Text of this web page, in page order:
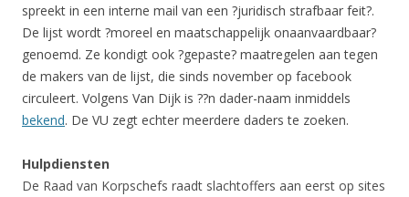
spreekt in een interne mail van een ?juridisch strafbaar feit?.
De lijst wordt ?moreel en maatschappelijk onaanvaardbaar?
genoemd. Ze kondigt ook ?gepaste? maatregelen aan tegen
de makers van de lijst, die sinds november op facebook
circuleert. Volgens Van Dijk is ??n dader-naam inmiddels
bekend. De VU zegt echter meerdere daders te zoeken.
Hulpdiensten
De Raad van Korpschefs raadt slachtoffers aan eerst op sites